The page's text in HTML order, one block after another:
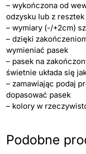
– wykończona od
odzysku lub z resztek
– wymiary (-/+2cm)
– dzięki
wymieniać pasek
– pasek na
świetnie układa się
– zamawiając podaj
dopasować pasek
– kolory w
Podobne